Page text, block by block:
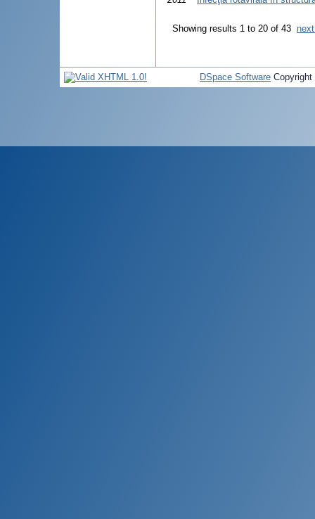
Showing results 1 to 20 of 43
DSpace Software